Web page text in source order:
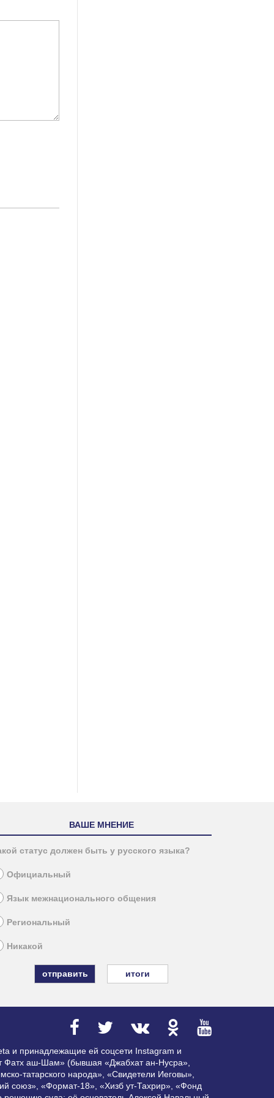
ВАШЕ МНЕНИЕ
статус должен быть у русского языка?
Официальный
Язык межнационального общения
Региональный
Никакой
итоги
и принадлежащие ей соцсети Instagram и
Фатх аш-Шам» (бывшая «Джабхат ан-Нусра»,
татарского народа», «Свидетели Иеговы»,
союз», «Формат-18», «Хизб ут-Тахрир», «Фонд